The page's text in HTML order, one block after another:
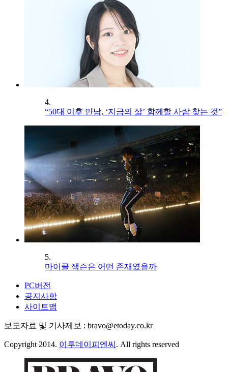
4.
“50대 이후 만남, ‘지금의 삶’ 함께할 사람 찾는 것”
5.
마이클 잭슨은 어떤 존재였을까
PC버전
공지사항
사이트맵
보도자료 및 기사제보 : bravo@etoday.co.kr
Copyright 2014. 이투데이피엔씨 . All rights reserved